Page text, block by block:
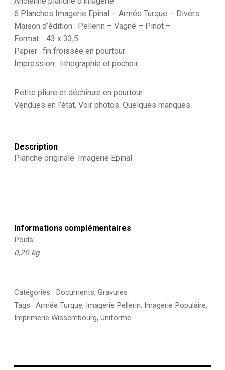
6 Planches Imagerie Epinal – Armée Turque – Divers
Maison d’édition : Pellerin – Vagné – Pinot –
Format : 43 x 33,5
Papier : fin froissée en pourtour
Impression : lithographie et pochoir
Petite pliure et déchirure en pourtour
Vendues en l’état. Voir photos. Quelques manques.
Description
Planche originale. Imagerie Epinal
Informations complémentaires
Poids
0,20 kg
Catégories : Documents, Gravures
Tags : Armée Turque, Imagerie Pellerin, Imagerie Populaire,
Imprimerie Wissembourg, Uniforme